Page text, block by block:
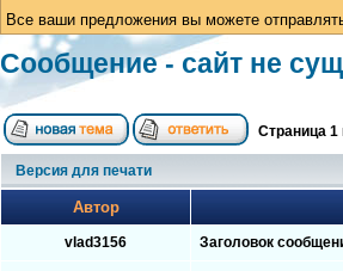
Все ваши предложения вы можете
Сообщение - сайт не
Страница 1
Версия для печати
Автор
vlad3156 Заголовок